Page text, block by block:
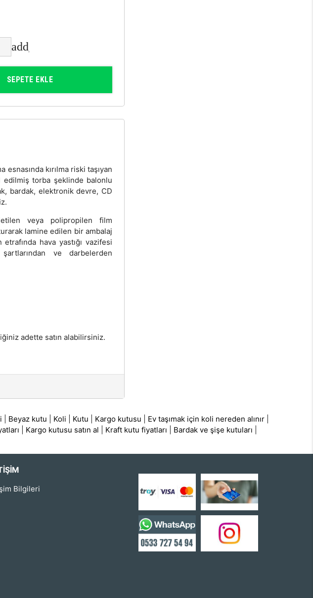
SEPETE EKLE
kırılma riski taşıyan
edilmiş torba şeklinde balonlu
bardak, elektronik devre, CD
veya polipropilen film
lamine edilen bir ambalaj
hava yastığı vazifesi
ve darbelerden
adette satın alabilirsiniz.
Beyaz kutu Koli Kutu Kargo kutusu Ev taşımak için koli nereden alınır
Kargo kutusu satın al Kraft kutu fiyatları Bardak ve şişe kutuları
Bilgileri